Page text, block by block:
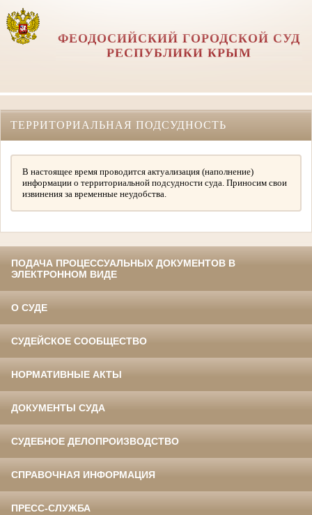
ФЕОДОСИЙСКИЙ ГОРОДСКОЙ СУД
РЕСПУБЛИКИ КРЫМ
ТЕРРИТОРИАЛЬНАЯ ПОДСУДНОСТЬ
В настоящее время проводится актуализация (наполнение)
информации о территориальной подсудности суда. Приносим свои
извинения за временные неудобства.
ПОДАЧА ПРОЦЕССУАЛЬНЫХ ДОКУМЕНТОВ В
ЭЛЕКТРОННОМ ВИДЕ
О СУДЕ
СУДЕЙСКОЕ СООБЩЕСТВО
НОРМАТИВНЫЕ АКТЫ
ДОКУМЕНТЫ СУДА
СУДЕБНОЕ ДЕЛОПРОИЗВОДСТВО
СПРАВОЧНАЯ ИНФОРМАЦИЯ
ПРЕСС-СЛУЖБА